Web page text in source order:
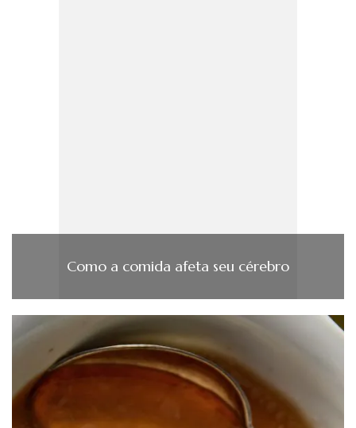
Como a comida afeta seu cérebro